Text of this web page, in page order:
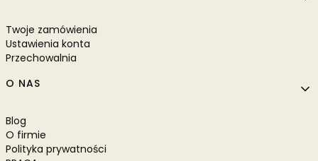
Twoje zamówienia
Ustawienia konta
Przechowalnia
O NAS
Blog
O firmie
Polityka prywatności